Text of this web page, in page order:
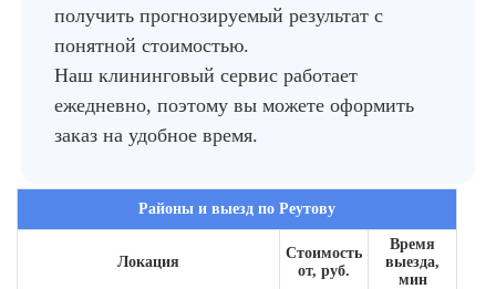
получить прогнозируемый результат с
понятной стоимостью.
Наш клининговый сервис работает
ежедневно, поэтому вы можете оформить
заказ на удобное время.
Районы и выезд по Реутову
Локация
Стоимость
от, руб.
Время
выезда,
мин